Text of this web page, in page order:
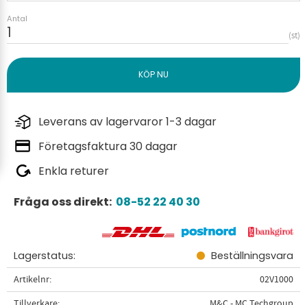
Antal
st
Leverans av lagervaror 1-3 dagar
Företagsfaktura 30 dagar
Enkla returer
Fråga oss direkt: 08-52 22 40 30
Lagerstatus Beställningsvara
Artikelnr
02V1000